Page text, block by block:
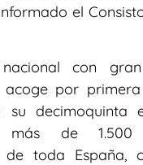
el
con gran
acoge por
su decimoquinta
de 1.500
de toda España,